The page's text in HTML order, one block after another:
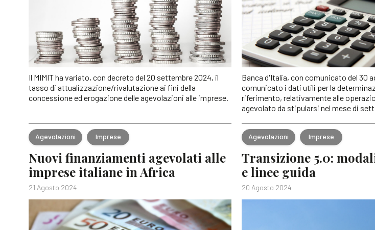
Il MIMIT ha variato, con decreto del 20 settembre 2024, il
tasso di attualizzazione/rivalutazione ai fini della
concessione ed erogazione delle agevolazioni alle imprese.
Banca d'Italia, con comunicato del 30
comunicato i dati utili per la
riferimento, relativamente alle
agevolato da stipularsi nel mese di
Agevolazioni Imprese
Nuovi finanziamenti agevolati alle
imprese italiane in Africa
21 Agosto 2024
Agevolazioni Imprese
Transizione 5.0:
e linee guida
20 Agosto 2024